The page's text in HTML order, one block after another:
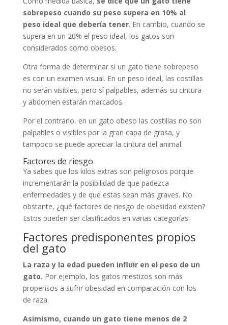
sobrepeso cuando su peso supera en 10% al
peso ideal que debería tener. En cambio, cuando se
supera en un 20% el peso ideal, los gatos son
considerados como obesos.
Otra forma de determinar si un gato tiene sobrepeso
es con un examen visual. En un peso ideal, las costillas
no serán visibles, pero sí palpables, además su cintura
y abdomen estarán marcados.
Por el contrario, en un gato obeso las costillas no son
palpables o visibles por la gran capa de grasa, y
tampoco se puede apreciar la cintura del animal.
Factores de riesgo
Ya sabes que los kilos extras son peligrosos porque
incrementarán la posibilidad de que padezca
enfermedades y de que estas sean más graves. No
obstante, ¿qué factores de riesgo de obesidad existen?
Estos pueden ser clasificados en varias categorías:
Factores predisponentes propios
del gato
La raza y la edad pueden influir en el peso de un
gato. Por ejemplo, los gatos mestizos son más
propensos a sufrir obesidad en comparación con los
de raza.
Asimismo, cuando un gato tiene menos de 2